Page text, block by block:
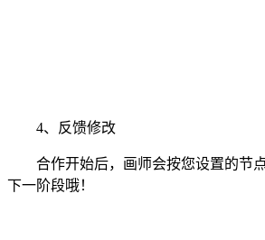
4、反馈修改
合作开始后，画师会按您设置的节点
下一阶段哦！